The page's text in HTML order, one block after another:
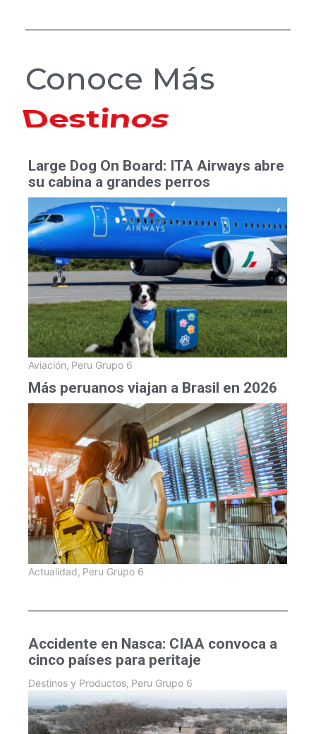
Conoce Más
Hoteles
Large Dog On Board: ITA Airways abre
su cabina a grandes perros
Aviación, Peru Grupo 6
Más peruanos viajan a Brasil en 2026
Actualidad, Peru Grupo 6
Accidente en Nasca: CIAA convoca a
cinco países para peritaje
Destinos y Productos, Peru Grupo 6